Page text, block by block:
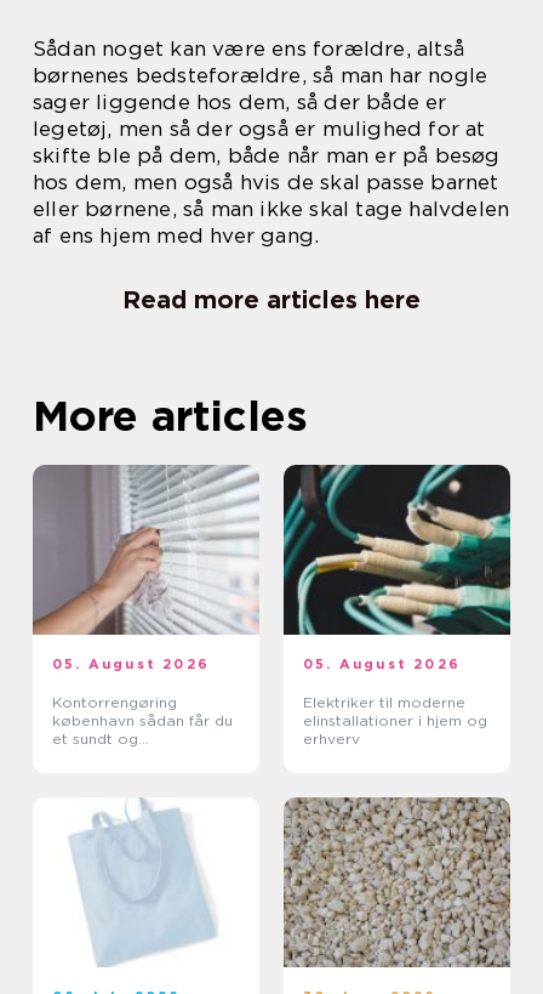
Sådan noget kan være ens forældre, altså
børnenes bedsteforældre, så man har nogle
sager liggende hos dem, så der både er
legetøj, men så der også er mulighed for at
skifte ble på dem, både når man er på besøg
hos dem, men også hvis de skal passe barnet
eller børnene, så man ikke skal tage halvdelen
af ens hjem med hver gang.
Read more articles here
More articles
05. August 2026
Kontorrengøring
københavn sådan får du
et sundt og
05. August 2026
Elektriker til moderne
elinstallationer i hjem og
erhverv